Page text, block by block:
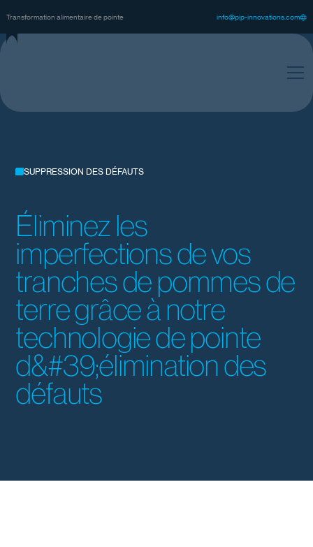
Transformation alimentaire de pointe info@pip-innovations.com
SUPPRESSION DES DÉFAUTS
Éliminez les
imperfections de vos
tranches de pommes de
terre grâce à notre
technologie de pointe
d&#39;élimination des
défauts